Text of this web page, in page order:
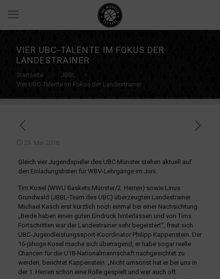
VIER UBC-TALENTE IM FOKUS DER
LANDESTRAINER
Startseite
JBBL
Vier UBC-Talente im Fokus der Landestrainer
25. Mai 2016
Gleich vier Jugendspieler des UBC Münster stehen aktuell auf
den Einladungslisten für WBV-Lehrgänge im Juni.
Tim Kosel (WWU Baskets Münster/2. Herren) sowie Linus
Grundwald (JBBL-Team des UBC) überzeugten Landestrainer
Michael Kasch erst kürzlich noch einmal bei einer Nachsichtung.
„Beide haben einen guten Eindruck hinterlassen und von Tims
Fortschritten war der Landestrainer sehr begeistert“, freut sich
UBC-Jugendleistungssport-Koordinator Philipp Kappenstein. Der
16-jährige Kosel mache sich überragend, er habe sogar reelle
Chancen für die U18-Nationalmannschaft nachgesichtet zu
werden, berichtet Kappenstein. „Nicht umsonst hat er bei uns in
der 1. Herren schon eine Rolle gespielt und war auch oft